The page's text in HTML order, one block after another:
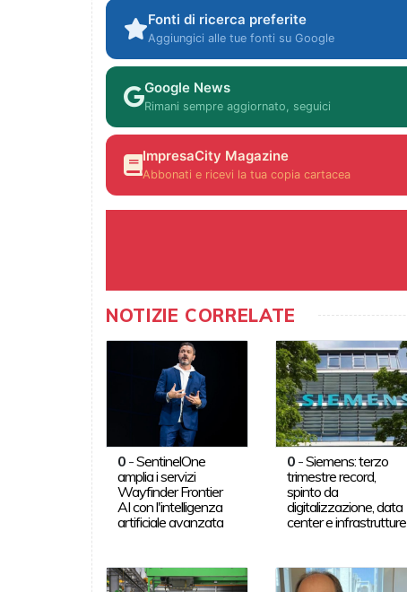
Fonti di ricerca preferite
Aggiungici alle tue fonti su Google
Google News
Rimani sempre aggiornato, seguici
ImpresaCity Magazine
Abbonati e ricevi la tua copia cartacea
NOTIZIE CORRELATE
0-SentinelOne
amplia i servizi
Wayfinder Frontier
AI con l'intelligenza
artificiale avanzata
0 -Siemens: terzo
trimestre record,
spinto da
digitalizzazione, data
center e infrastrutture